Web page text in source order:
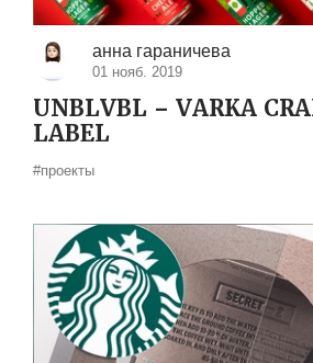
анна гараничева
01 нояб. 2019
UNBLVBL – VARKA
LABEL
#проекты